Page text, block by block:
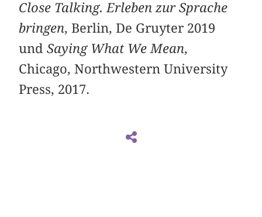
Close Talking. Erleben zur Sprache
bringen, Berlin, De Gruyter 2019
undSaying What We Mean,
Chicago, Northwestern University
Press, 2017.